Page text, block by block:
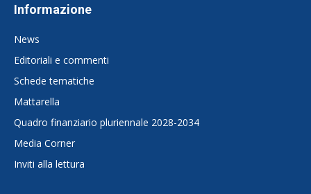
Informazione
News
Editoriali e commenti
Schede tematiche
Mattarella
Quadro finanziario pluriennale 2028-2034
Media Corner
Inviti alla lettura